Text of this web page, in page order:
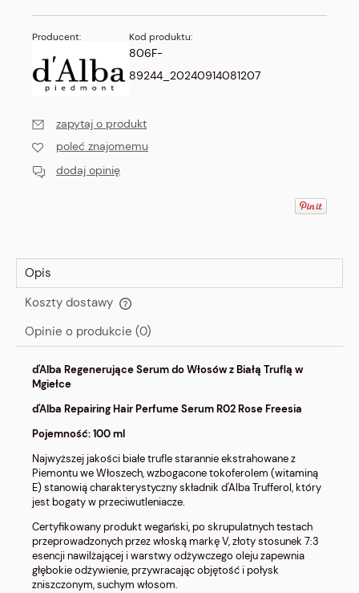
Producent: Kod produktu:
806F-
89244_20240914081207
zapytaj o produkt
poleć znajomemu
dodaj opinię
Opis
Koszty dostawy
Cena nie zawiera ewentualnych kosztów płatności
Opinie o produkcie (0)
d'Alba Regenerujące Serum do Włosów z Białą Truflą w
Mgiełce
d'Alba Repairing Hair Perfume Serum R02 Rose Freesia
Pojemność: 100 ml
Najwyższej jakości białe trufle starannie ekstrahowane z
Piemontu we Włoszech, wzbogacone tokoferolem (witaminą
E) stanowią charakterystyczny składnik d'Alba Trufferol, który
jest bogaty w przeciwutleniacze.
Certyfikowany produkt wegański, po skrupulatnych testach
przeprowadzonych przez włoską markę V, złoty stosunek 7:3
esencji nawilżającej i warstwy odżywczego oleju zapewnia
głębokie odżywienie, przywracając objętość i połysk
zniszczonym, suchym włosom.